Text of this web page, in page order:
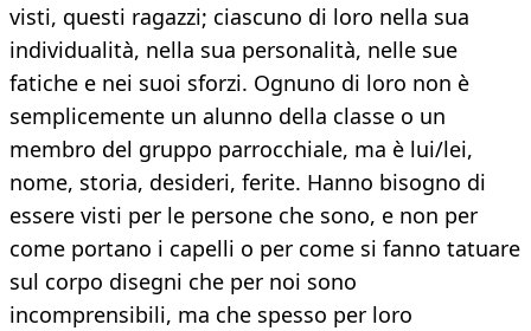
visti, questi ragazzi; ciascuno di loro nella sua
individualità, nella sua personalità, nelle sue
fatiche e nei suoi sforzi. Ognuno di loro non è
semplicemente un alunno della classe o un
membro del gruppo parrocchiale, ma è lui/lei,
nome, storia, desideri, ferite. Hanno bisogno di
essere visti per le persone che sono, e non per
come portano i capelli o per come si fanno tatuare
sul corpo disegni che per noi sono
incomprensibili, ma che spesso per loro